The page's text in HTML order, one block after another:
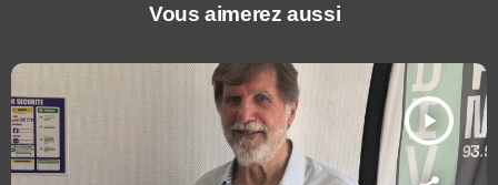
Vous aimerez aussi
play_arrow